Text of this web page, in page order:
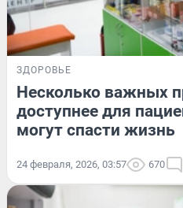
ЗДОРОВЬЕ
Несколько важных
доступнее для
могут спасти жизнь
24 февраля, 2026, 03:57 670